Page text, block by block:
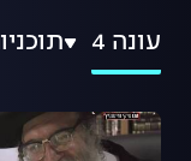
עונה 4